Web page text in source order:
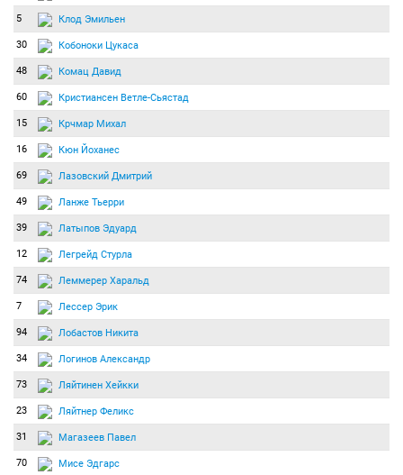
5 Клод Эмильен
30 Кобоноки Цукаса
48 Комац Давид
60 Кристиансен Ветле-Сьястад
15 Крчмар Михал
16 Кюн Йоханес
69 Лазовский Дмитрий
49 Ланже Тьерри
39 Латыпов Эдуард
12 Легрейд Стурла
74 Леммерер Харальд
7 Лессер Эрик
94 Лобастов Никита
34 Логинов Александр
73 Ляйтинен Хейкки
23 Ляйтнер Феликс
31 Магазеев Павел
70 Мисе Эдгарс